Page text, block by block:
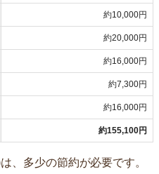
約10,000円
約20,000円
約16,000円
約7,300円
約16,000円
約155,100円
、多少の節約が必要です。